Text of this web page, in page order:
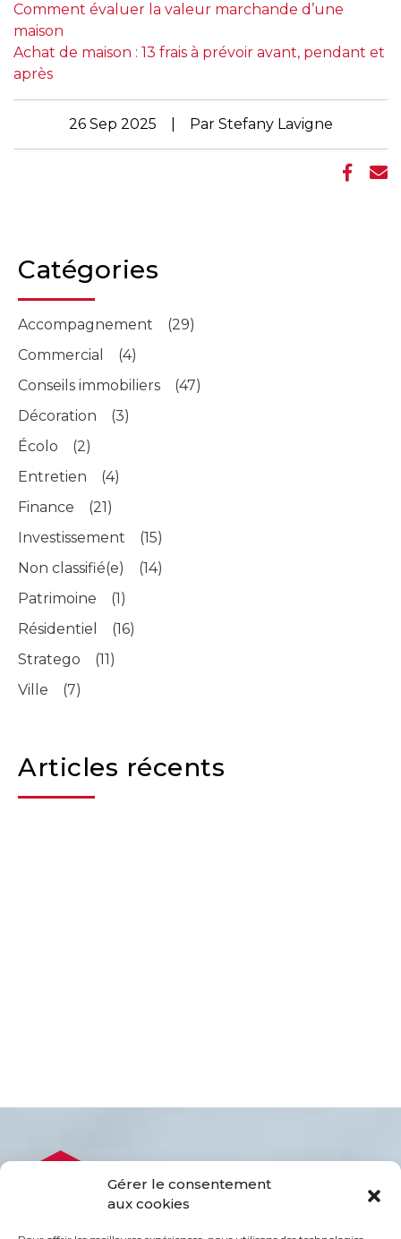
Gérer le consentement
aux cookies
Comment évaluer la valeur marchande d’une
maison
Achat de maison : 13 frais à prévoir avant, pendant et
après
26 Sep 2025 | Par Stefany Lavigne
Catégories
Accompagnement (29)
Commercial (4)
Conseils immobiliers (47)
Décoration (3)
Écolo (2)
Entretien (4)
Finance (21)
Investissement (15)
Non classifié(e) (14)
Patrimoine (1)
Résidentiel (16)
Stratego (11)
Ville (7)
Articles récents